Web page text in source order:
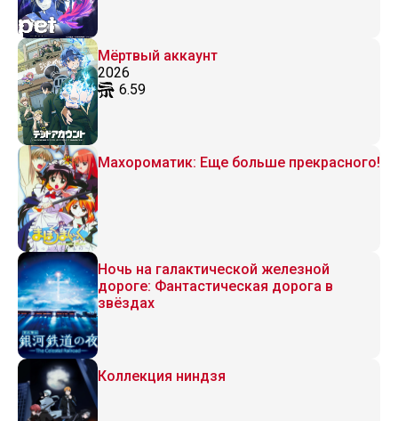
Мёртвый аккаунт
2026
6.59
Махороматик: Еще больше прекрасного!
Ночь на галактической железной
дороге: Фантастическая дорога в
звёздах
Коллекция ниндзя